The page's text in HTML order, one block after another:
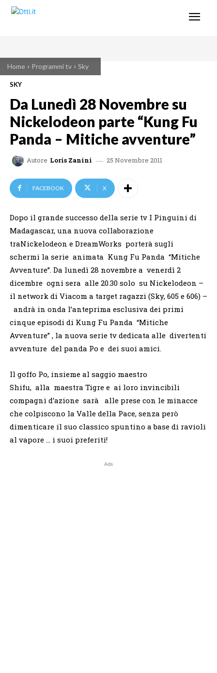
Home Programmi tv Sky
SKY
Da Lunedì 28 Novembre su
Nickelodeon parte “Kung Fu
Panda – Mitiche avventure”
Autore Loris Zanini 25 Novembre 2011
FACEBOOK X
Dopo il grande successo della serie tv I Pinguini di
Madagascar, una nuova collaborazione
traNickelodeon e DreamWorks porterà sugli
schermi la serie animata Kung Fu Panda “Mitiche
Avventure”. Da lunedì 28 novembre a venerdì 2
dicembre ogni sera alle 20.30 solo su Nickelodeon –
il network di Viacom a target ragazzi (Sky, 605 e 606) –
andrà in onda l’anteprima esclusiva dei primi
cinque episodi di Kung Fu Panda “Mitiche
Avventure” , la nuova serie tv dedicata alle divertenti
avventure del panda Po e dei suoi amici.
Il goffo Po, insieme al saggio maestro
Shifu, alla maestra Tigre e ai loro invincibili
compagni d’azione sarà alle prese con le minacce
che colpiscono la Valle della Pace, senza però
dimenticare il suo classico spuntino a base di ravioli
al vapore … i suoi preferiti!
Ads